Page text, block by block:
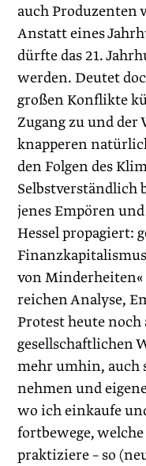
auch Produzenten
Anstatt eines
dürfte das 21.
werden. Deutet
großen Konflikte
Zugang zu und
knapperen
den Folgen des
Selbstverständlich
jenes Empören
Hessel propagiert:
von Minderheiten«
reichen Analyse,
Protest heute
gesellschaftlichen
mehr umhin, auch
nehmen und
wo ich einkaufe
fortbewege,
praktiziere – so